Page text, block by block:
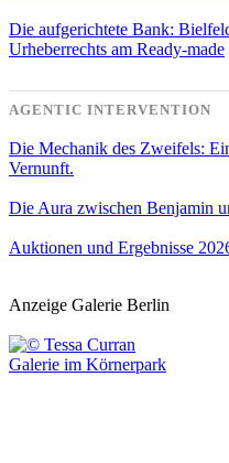
Die aufgerichtete Bank:
Urheberrechts am Ready-made
AGENTIC INTERVENTION
Die Mechanik des Zweifels:
Vernunft.
Die Aura zwischen Benjamin
Auktionen und Ergebnisse
Anzeige Galerie Berlin
Galerie im Körnerpark